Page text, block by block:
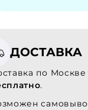
ДОСТАВКА
по
.